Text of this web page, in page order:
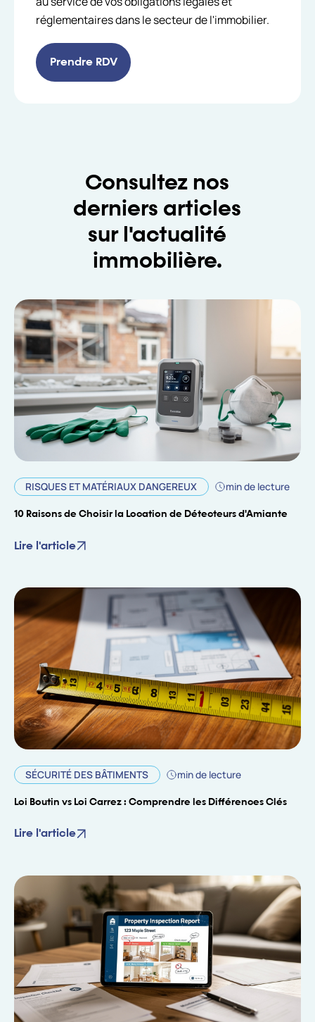
réglementaires dans le secteur de l'immobilier.
Prendre RDV
Consultez nos
derniers articles
sur l'actualité
immobilière.
RISQUES ET MATÉRIAUX DANGEREUX min de lecture
10 Raisons de Choisir la Location de Détecteurs d'Amiante
Lire l'article
SÉCURITÉ DES BÂTIMENTS min de lecture
Loi Boutin vs Loi Carrez : Comprendre les Différences Clés
Lire l'article